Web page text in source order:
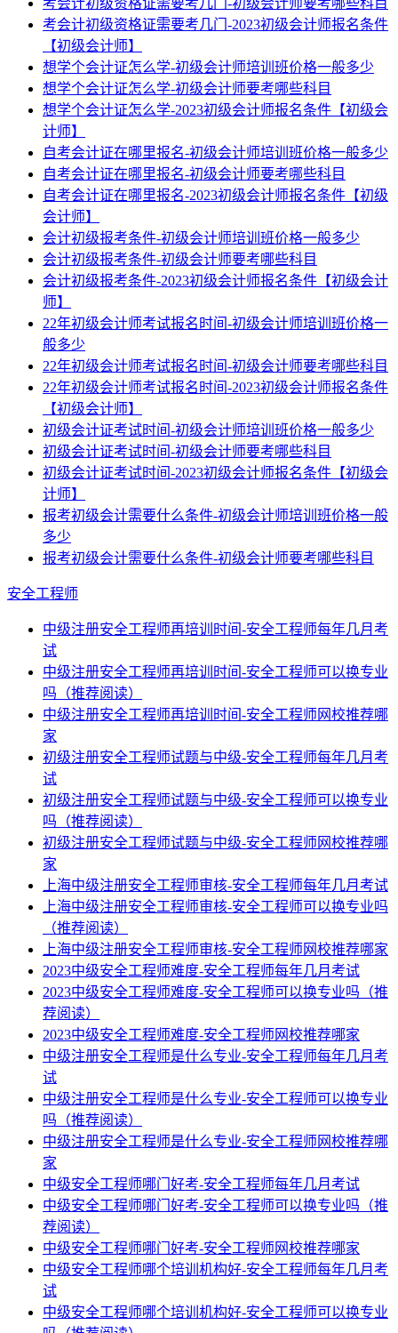
考会计初级资格证需要考几门-2023初级会计师报名条件
【初级会计师】
想学个会计证怎么学-初级会计师培训班价格一般多少
想学个会计证怎么学-初级会计师要考哪些科目
想学个会计证怎么学-2023初级会计师报名条件【初级会
计师】
自考会计证在哪里报名-初级会计师培训班价格一般多少
自考会计证在哪里报名-初级会计师要考哪些科目
自考会计证在哪里报名-2023初级会计师报名条件【初级
会计师】
会计初级报考条件-初级会计师培训班价格一般多少
会计初级报考条件-初级会计师要考哪些科目
会计初级报考条件-2023初级会计师报名条件【初级会计
师】
22年初级会计师考试报名时间-初级会计师培训班价格一
般多少
22年初级会计师考试报名时间-初级会计师要考哪些科目
22年初级会计师考试报名时间-2023初级会计师报名条件
【初级会计师】
初级会计证考试时间-初级会计师培训班价格一般多少
初级会计证考试时间-初级会计师要考哪些科目
初级会计证考试时间-2023初级会计师报名条件【初级会
计师】
报考初级会计需要什么条件-初级会计师培训班价格一般
多少
报考初级会计需要什么条件-初级会计师要考哪些科目
安全工程师
中级注册安全工程师再培训时间-安全工程师每年几月考
试
中级注册安全工程师再培训时间-安全工程师可以换专业
吗（推荐阅读）
中级注册安全工程师再培训时间-安全工程师网校推荐哪
家
初级注册安全工程师试题与中级-安全工程师每年几月考
试
初级注册安全工程师试题与中级-安全工程师可以换专业
吗（推荐阅读）
初级注册安全工程师试题与中级-安全工程师网校推荐哪
家
上海中级注册安全工程师审核-安全工程师每年几月考试
上海中级注册安全工程师审核-安全工程师可以换专业吗
（推荐阅读）
上海中级注册安全工程师审核-安全工程师网校推荐哪家
2023中级安全工程师难度-安全工程师每年几月考试
2023中级安全工程师难度-安全工程师可以换专业吗（推
荐阅读）
2023中级安全工程师难度-安全工程师网校推荐哪家
中级注册安全工程师是什么专业-安全工程师每年几月考
试
中级注册安全工程师是什么专业-安全工程师可以换专业
吗（推荐阅读）
中级注册安全工程师是什么专业-安全工程师网校推荐哪
家
中级安全工程师哪门好考-安全工程师每年几月考试
中级安全工程师哪门好考-安全工程师可以换专业吗（推
荐阅读）
中级安全工程师哪门好考-安全工程师网校推荐哪家
中级安全工程师哪个培训机构好-安全工程师每年几月考
试
中级安全工程师哪个培训机构好-安全工程师可以换专业